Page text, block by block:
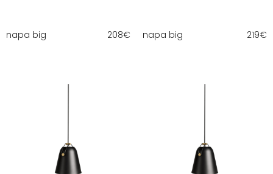
napa big 208€ napa big 219€